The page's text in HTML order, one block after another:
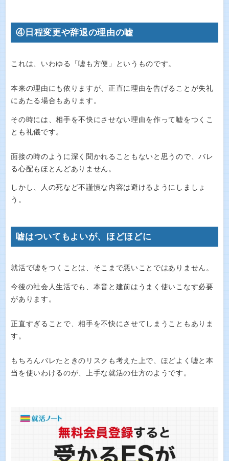
④日程変更や辞退の理由の嘘
これは、いわゆる「嘘も方便」というものです。
本来の理由にも依りますが、正直に理由を告げることが失礼
にあたる場合もあります。
その時には、相手を不快にさせない理由を作って嘘をつくこ
とも礼儀です。
面接の時のように深く聞かれることもないと思うので、バレ
る心配もほとんどありません。
しかし、人の死など不謹慎な内容は避けるようにしましょ
う。
嘘はついてもよいが、ほどほどに
就活で嘘をつくことは、そこまで悪いことではありません。
今後の社会人生活でも、本音と建前はうまく使いこなす必要
があります。
正直すぎることで、相手を不快にさせてしまうこともありま
す。
もちろんバレたときのリスクも考えた上で、ほどよく嘘と本
当を使いわけるのが、上手な就活の仕方のようです。